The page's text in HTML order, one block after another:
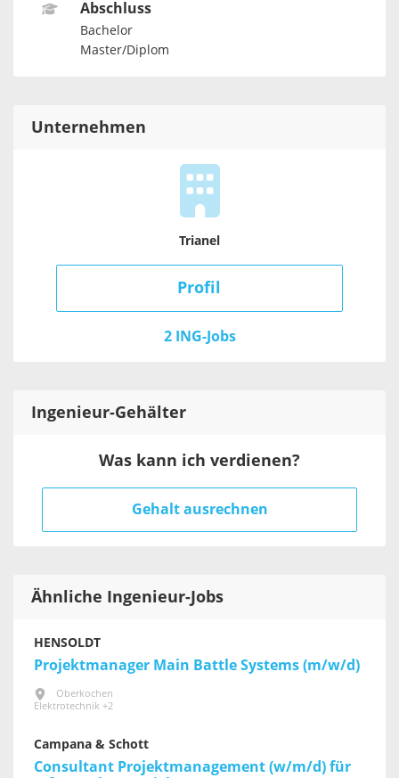
Abschluss
Bachelor
Master/Diplom
Unternehmen
Trianel
Profil
2 ING-Jobs
Ingenieur-Gehälter
Was kann ich verdienen?
Gehalt ausrechnen
Ähnliche Ingenieur-Jobs
HENSOLDT
Projektmanager Main Battle Systems (m/w/d)
Oberkochen
Elektrotechnik +2
Campana & Schott
Consultant Projektmanagement (w/m/d) für